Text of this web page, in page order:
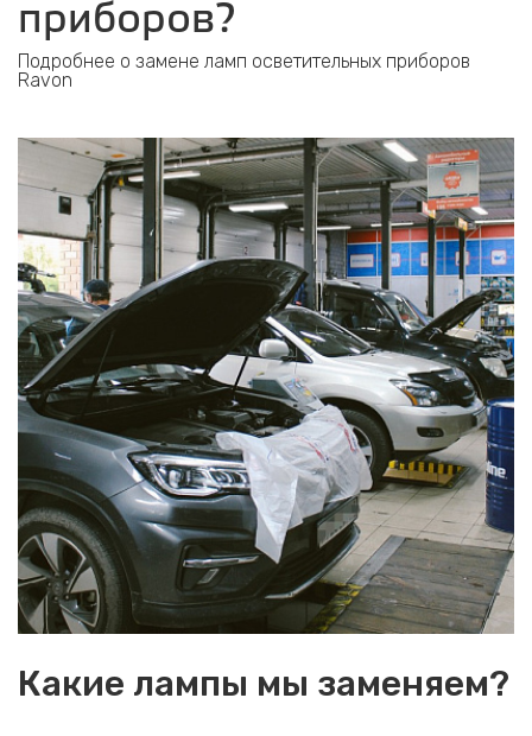
приборов?
Подробнее о замене ламп осветительных приборов
Ravon
Какие лампы мы заменяем?